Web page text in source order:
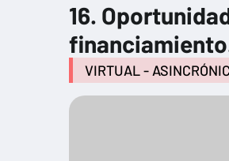
16.
VIRTUAL -